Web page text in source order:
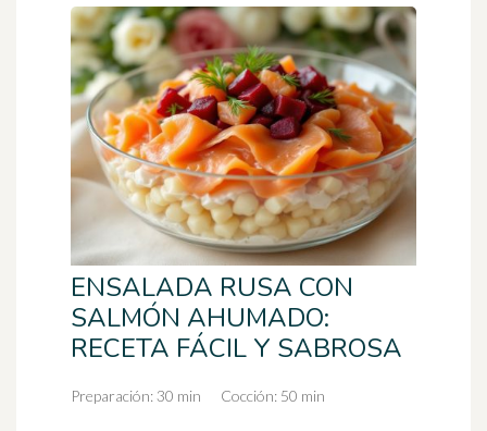
ENSALADA RUSA CON
SALMÓN AHUMADO:
RECETA FÁCIL Y SABROSA
Preparación: 30 min Cocción: 50 min